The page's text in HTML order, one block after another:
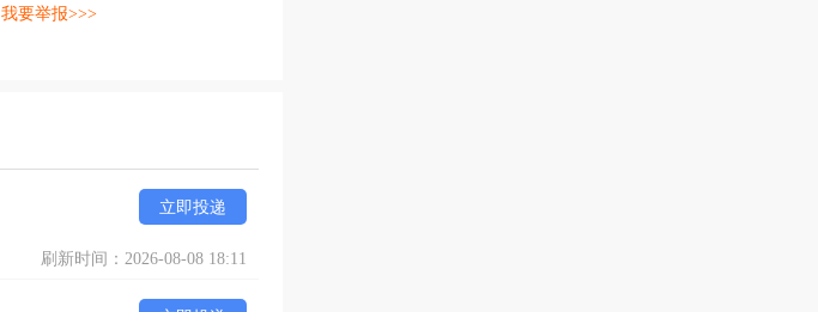
我要举报>>>
立即投递
刷新时间：2026-08-08 18:11